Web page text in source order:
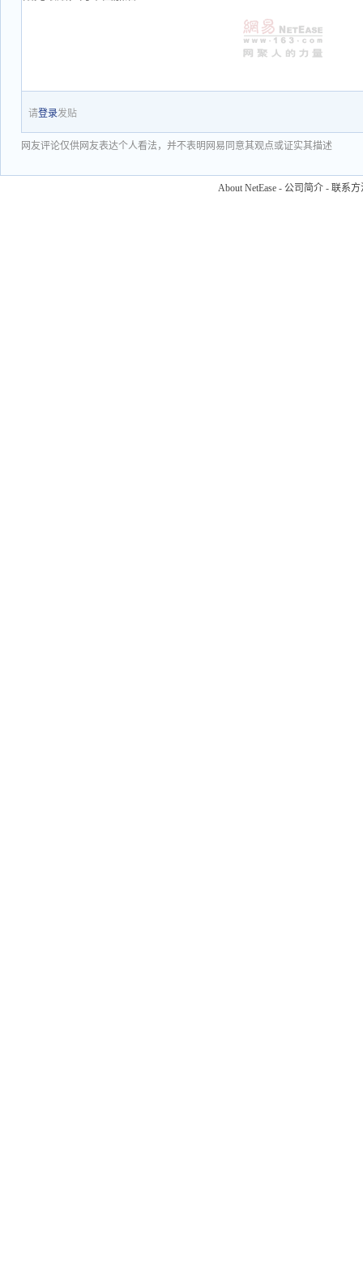
请登录发贴
网友评论仅供网友表达个人看法，并不表明网易同意其观点或证实其描述
About NetEase - 公司简介 - 联系方